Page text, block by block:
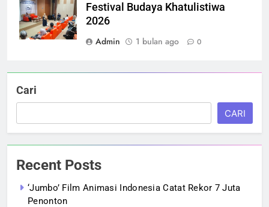
Festival Budaya Khatulistiwa
2026
Admin
1 bulan ago 0
Cari
CARI
Recent Posts
‘Jumbo’ Film Animasi Indonesia Catat Rekor 7 Juta
Penonton